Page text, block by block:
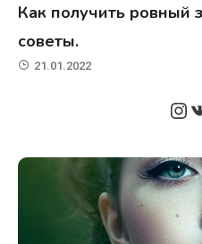
Как получить ровный
советы.
21.01.2022